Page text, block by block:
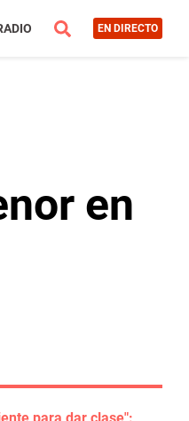
EN DIRECTO
en